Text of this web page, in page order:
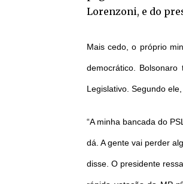
Lorenzoni, e do
Mais cedo, o próprio
democrático.
Legislativo. Segundo
“A minha bancada do
dá. A gente vai perder
disse. O presidente